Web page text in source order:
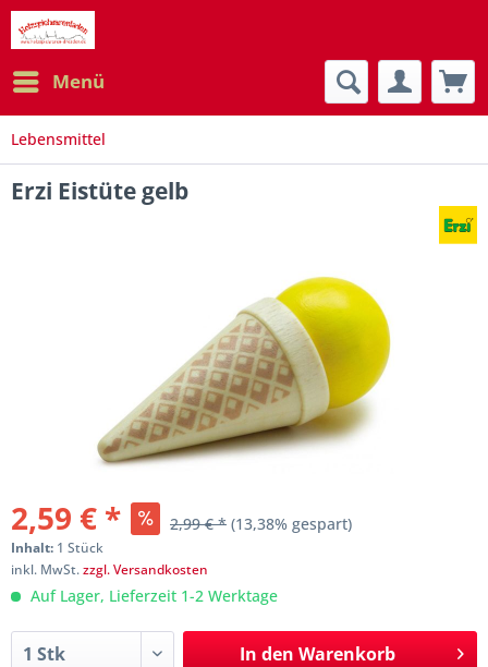
Menü
Lebensmittel
Erzi Eistüte gelb
2,59 € * 2,99 € * (13,38% gespart)
Inhalt: 1 Stück
inkl. MwSt.zzgl. Versandkosten
Auf Lager, Lieferzeit 1-2 Werktage
In den Warenkorb